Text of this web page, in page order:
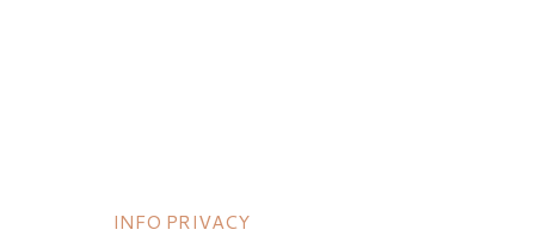
INFO PRIVACY